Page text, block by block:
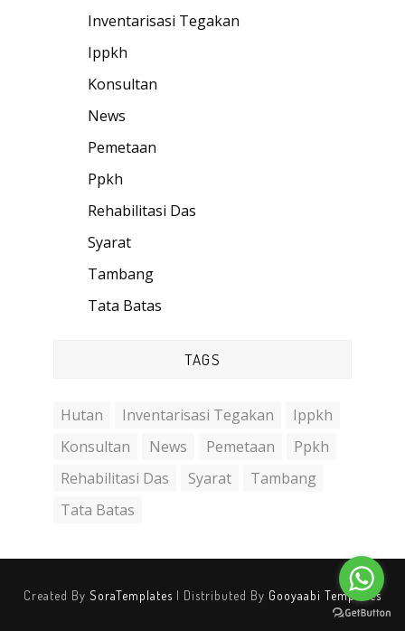
Inventarisasi Tegakan
Ippkh
Konsultan
News
Pemetaan
Ppkh
Rehabilitasi Das
Syarat
Tambang
Tata Batas
TAGS
Hutan Inventarisasi Tegakan
Ippkh
Konsultan
News Pemetaan
Ppkh
Rehabilitasi Das
Syarat
Tambang
Tata Batas
Created By SoraTemplates | Distributed By Gooyaabi Templates